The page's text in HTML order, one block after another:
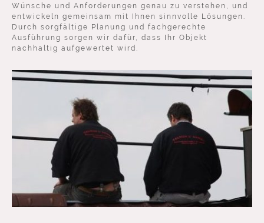
Wünsche und Anforderungen genau zu verstehen, und
entwickeln gemeinsam mit Ihnen sinnvolle Lösungen.
Durch sorgfältige Planung und fachgerechte
Ausführung sorgen wir dafür, dass Ihr Objekt
nachhaltig aufgewertet wird.